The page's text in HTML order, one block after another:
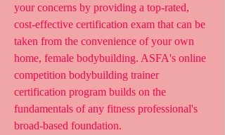
your concerns by providing a top-rated,
cost-effective certification exam that can be
taken from the convenience of your own
home, female bodybuilding. ASFA's online
competition bodybuilding trainer
certification program builds on the
fundamentals of any fitness professional's
broad-based foundation.